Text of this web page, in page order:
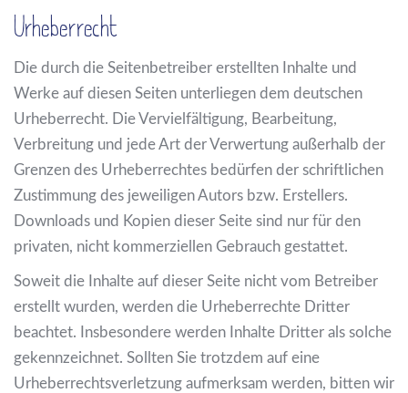
Urheberrecht
Die durch die Seitenbetreiber erstellten Inhalte und
Werke auf diesen Seiten unterliegen dem deutschen
Urheberrecht. Die Vervielfältigung, Bearbeitung,
Verbreitung und jede Art der Verwertung außerhalb der
Grenzen des Urheberrechtes bedürfen der schriftlichen
Zustimmung des jeweiligen Autors bzw. Erstellers.
Downloads und Kopien dieser Seite sind nur für den
privaten, nicht kommerziellen Gebrauch gestattet.
Soweit die Inhalte auf dieser Seite nicht vom Betreiber
erstellt wurden, werden die Urheberrechte Dritter
beachtet. Insbesondere werden Inhalte Dritter als solche
gekennzeichnet. Sollten Sie trotzdem auf eine
Urheberrechtsverletzung aufmerksam werden, bitten wir